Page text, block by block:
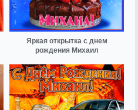
Яркая открытка с днем
рождения Михаил